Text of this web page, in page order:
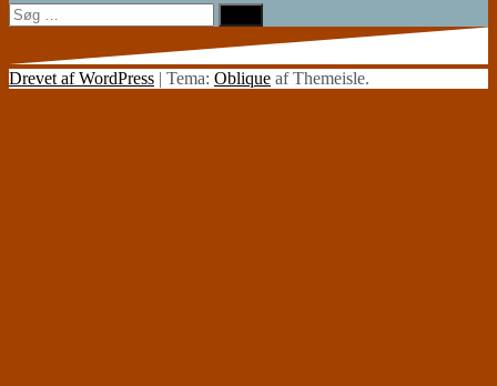
Søg
efter:
Drevet af WordPress | Tema: Oblique af Themeisle.